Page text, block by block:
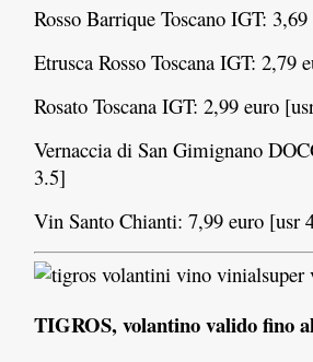
Rosso Barrique Toscano IGT:
Etrusca Rosso Toscana IGT: 2,79
Rosato Toscana IGT: 2,99 euro
Vernaccia di San Gimignano
3.5]
Vin Santo Chianti: 7,99 euro [usr
TIGROS, volantino valido fino